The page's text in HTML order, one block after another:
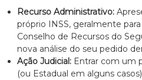
Recurso Administrativo:
próprio INSS, geralmente
Conselho de Recursos do
nova análise do seu pedido
Ação Judicial:Entrar com um
(ou Estadual em alguns